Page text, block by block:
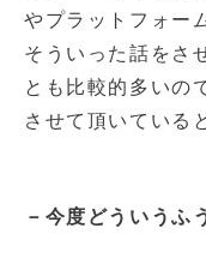
やプラットフォー
そういった話をさ
とも比較的多いの
させて頂いている
－今度どういうふ